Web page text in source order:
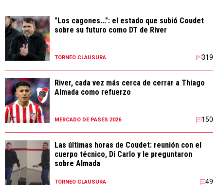
"Los cagones...": el estado que subió Coudet
sobre su futuro como DT de River
TORNEO CLAUSURA 319
River, cada vez más cerca de cerrar a Thiago
Almada como refuerzo
MERCADO DE PASES 2026 150
Las últimas horas de Coudet: reunión con el
cuerpo técnico, Di Carlo y le preguntaron
sobre Almada
TORNEO CLAUSURA 49